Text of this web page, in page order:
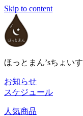
Skip to content
ほっとまん’sちょいす
お知らせ
スケジュール
人気商品